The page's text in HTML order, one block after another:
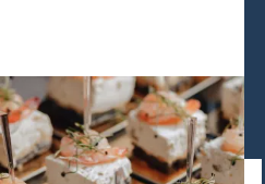
principal